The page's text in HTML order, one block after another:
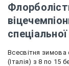
Всесвітня зимова
(Італія) з 8 по 15